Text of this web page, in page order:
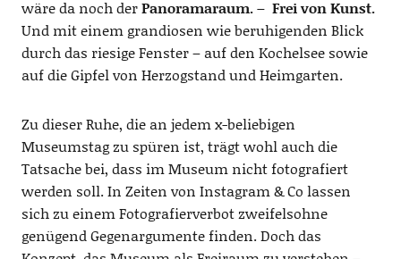
wäre da noch derPanoramaraum. – Frei von Kunst.
Und mit einem grandiosen wie beruhigenden Blick
durch das riesige Fenster – auf den Kochelsee sowie
auf die Gipfel von Herzogstand und Heimgarten.
Zu dieser Ruhe, die an jedem x-beliebigen
Museumstag zu spüren ist, trägt wohl auch die
Tatsache bei, dass im Museum nicht fotografiert
werden soll. In Zeiten von Instagram & Co lassen
sich zu einem Fotografierverbot zweifelsohne
genügend Gegenargumente finden. Doch das